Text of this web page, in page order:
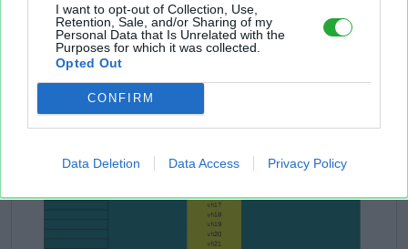
I want to opt-out of Collection, Use,
Retention, Sale, and/or Sharing of my
Personal Data that Is Unrelated with the
Purposes for which it was collected.
Opted Out
CONFIRM
Data Deletion Data Access Privacy Policy